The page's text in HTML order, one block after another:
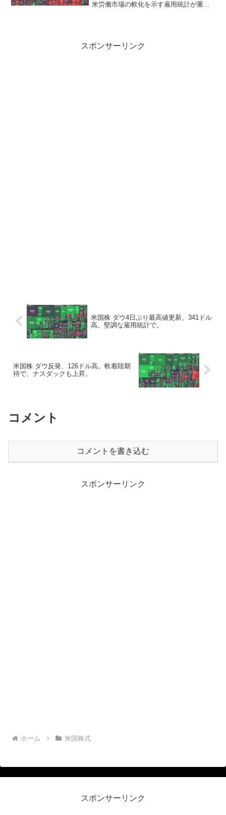
米労働市場の軟化を示す雇用統計が重荷
スポンサーリンク
米国株 ダウ4日ぶり最高値更新、341ドル
高。堅調な雇用統計で。
米国株 ダウ反発、126ドル高。軟着陸期
待で、ナスダックも上昇。
コメント
コメントを書き込む
スポンサーリンク
ホーム 米国株式
スポンサーリンク